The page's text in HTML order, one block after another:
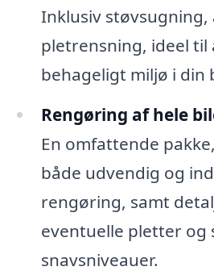
Inklusiv støvsugning,
pletrensning, ideel til
behageligt miljø i din
Rengøring af hele
En omfattende
både udvendig og
rengøring, samt
eventuelle pletter og
snavsniveauer.